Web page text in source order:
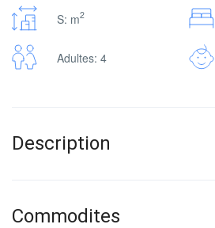
S: m2
Adultes: 4
Description
Commodites